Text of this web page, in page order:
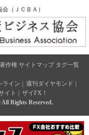
（ＪＣＢＡ）
作権 サイトマップ タグ一覧
ライン 週刊ダイヤモンド
イト
ザイFX！
Rights Reserved.